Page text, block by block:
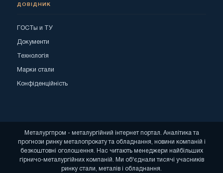
ДОВІДНИК
ГОСТы и ТУ
Документи
Технологія
Марки стали
Конфіденційність
Металургпром - металургійний інтернет портал. Аналітика та
прогнози ринку металопрокату та обладнання, новини компаній і
безкоштовні оголошення. Нас читають менеджери найбільших
гірничо-металургійних компаній. Ми об'єднали тисячі учасників
ринку стали, металів і обладнання.